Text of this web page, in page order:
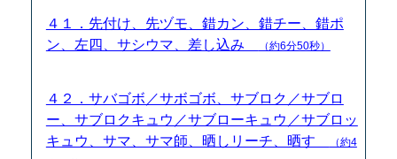
４１．先付け、先ヅモ、錯カン、錯チー、錯ポ
ン、左四、サシウマ、差し込み
（約6分50秒）
４２．サバゴボ／サボゴボ、サブロク／サブロ
ー、サブロクキュウ／サブローキュウ／サブロッ
キュウ、サマ、サマ師、晒しリーチ、晒す
（約4